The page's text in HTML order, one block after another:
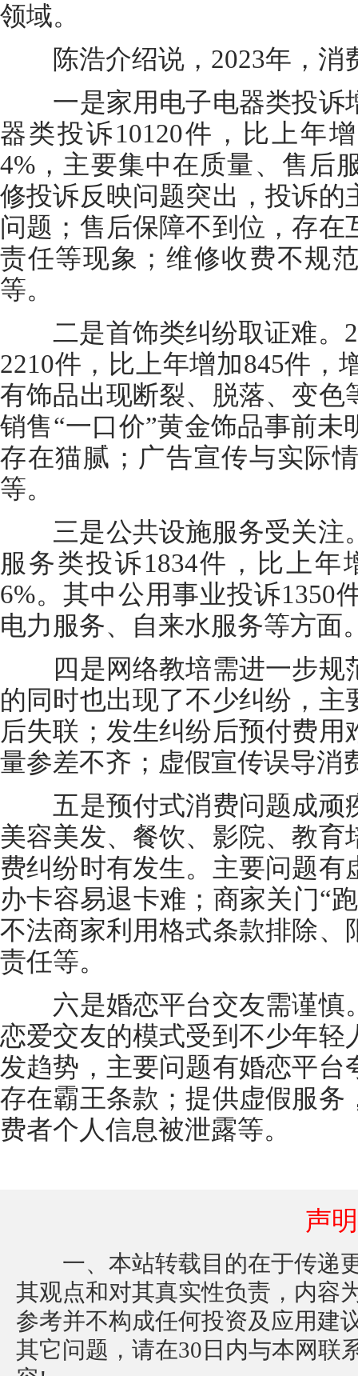
领域。
陈浩介绍说，2023年，消
一是家用电子电器类投诉
器类投诉10120件，比上年
4%，主要集中在质量、售后
修投诉反映问题突出，投诉的
问题；售后保障不到位，存
责任等现象；维修收费不规
等。
二是首饰类纠纷取证难。
2210件，比上年增加845件，
有饰品出现断裂、脱落、变色
销售“一口价”黄金饰品事前
存在猫腻；广告宣传与实际
等。
三是公共设施服务受关注
服务类投诉1834件，比上年
6%。其中公用事业投诉1350
电力服务、自来水服务等方面
四是网络教培需进一步规
的同时也出现了不少纠纷，
后失联；发生纠纷后预付费
量参差不齐；虚假宣传误导消
五是预付式消费问题成顽
美容美发、餐饮、影院、教
费纠纷时有发生。主要问题
办卡容易退卡难；商家关门“
不法商家利用格式条款排除、
责任等。
六是婚恋平台交友需谨慎
恋爱交友的模式受到不少年
发趋势，主要问题有婚恋平
存在霸王条款；提供虚假服务
费者个人信息被泄露等。
声明
一、本站转载目的在于传递
其观点和对其真实性负责，内容
参考并不构成任何投资及应用建
其它问题，请在30日内与本网联